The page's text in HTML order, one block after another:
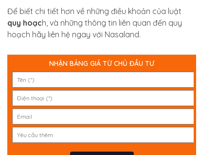
Để biết chi tiết hơn về những điều khoản của luật
quy hoạch, và những thông tin liên quan đến quy
hoạch hãy liên hệ ngay với Nasaland.
NHẬN BẢNG GIÁ TỪ CHỦ ĐẦU TƯ